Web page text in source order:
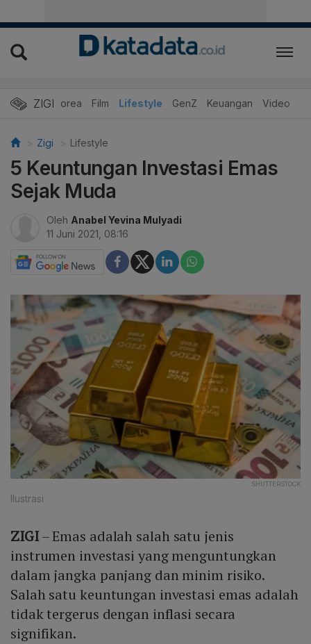
ZIGI
Hits Korea Film Lifestyle GenZ Keuangan Video
Zigi Lifestyle
5 Keuntungan Investasi Emas
Sejak Muda
Oleh Anabel Yevina Mulyadi
11 Juni 2021, 08:16
SHUTTERSTOCK
Ilustrasi
ZIGI– Emas adalah salah satu jenis
instrumen investasi yang menguntungkan
dalam jangka panjang dan minim risiko.
Salah satu keuntungan investasi emas adalah
tidak tergerus dengan inflasi secara
signifikan.